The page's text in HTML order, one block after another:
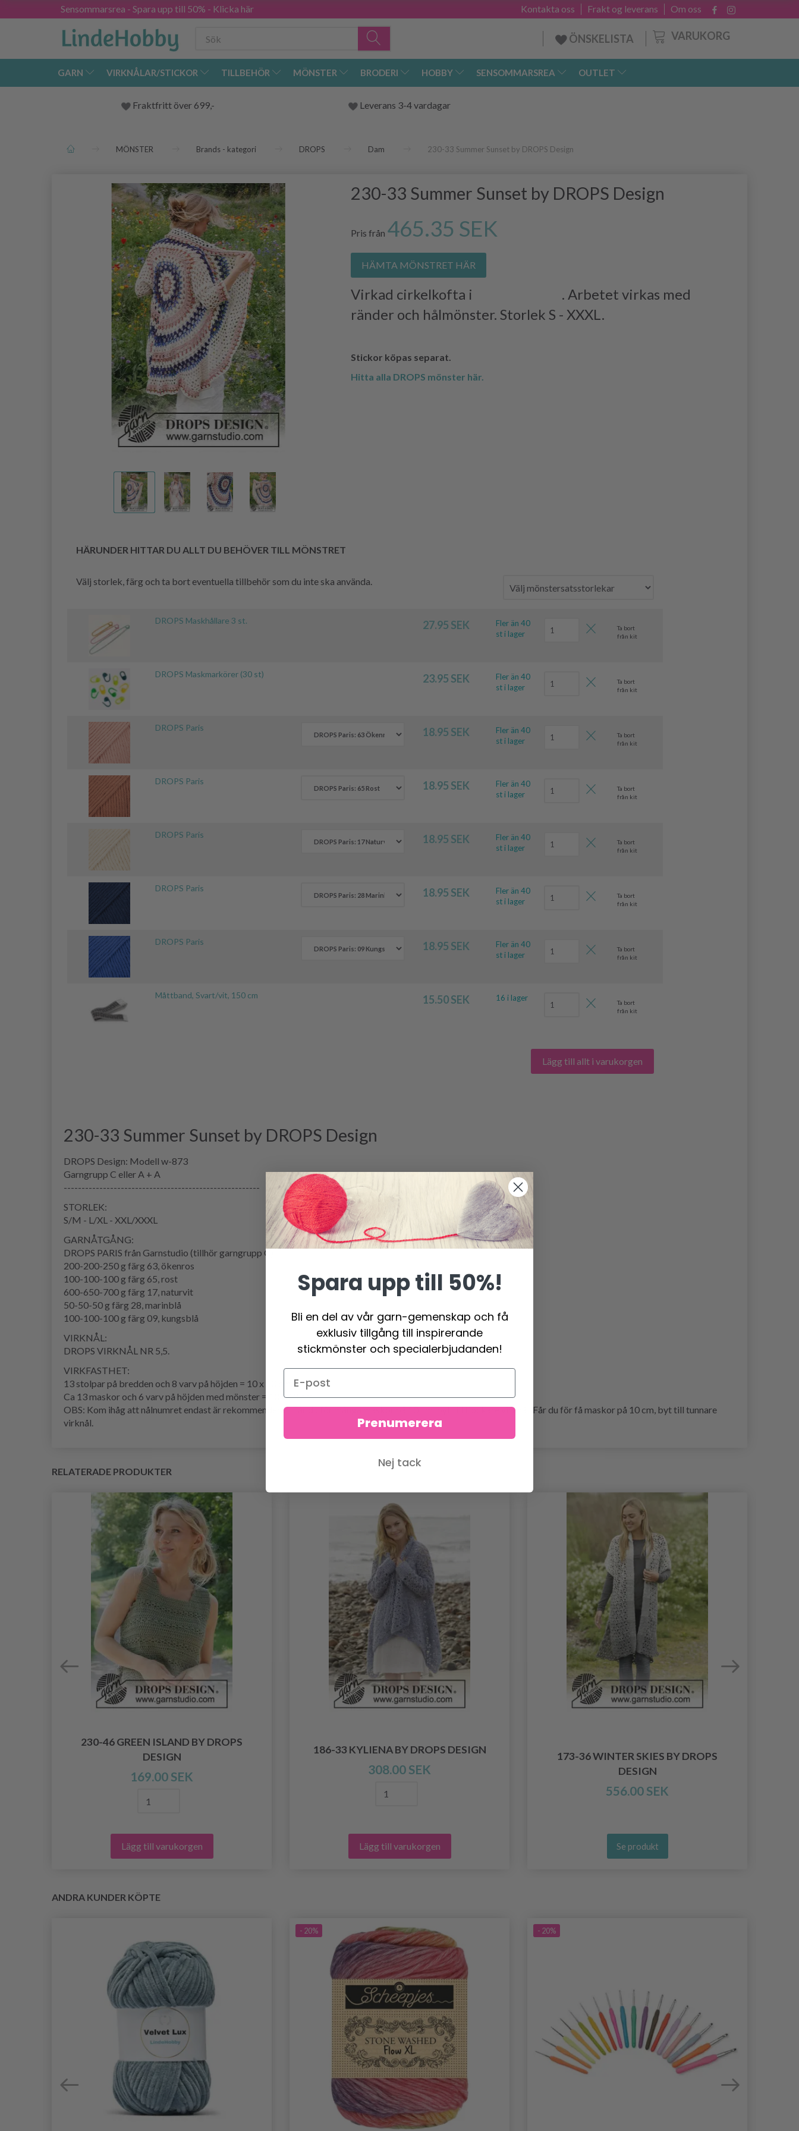
Sensommarsrea - Spara upp till 50% - Klicka här Om oss
Frakt og leverans
Kontakta oss
VARUKORG
ÖNSKELISTA
GARN VIRKNÅLAR/STICKOR TILLBEHÖR MÖNSTER BRODERI HOBBY SENSOMMARSREA OUTLET
Fraktfritt över 699,- Leverans 3-4 vardagar
MÖNSTER Brands - kategori DROPS Dam 230-33 Summer Sunset by DROPS Design
230-33 Summer Sunset by DROPS Design
Pris från 465.35 SEK
HÄMTA MÖNSTRET HÄR
Virkad cirkelkofta i
. Arbetet virkas med
ränder och hålmönster. Storlek S - XXXL.
Stickor köpas separat.
Hitta alla DROPS mönster här.
HÄRUNDER HITTAR DU ALLT DU BEHÖVER TILL MÖNSTRET
Välj storlek, färg och ta bort eventuella tillbehör som du inte ska använda.
DROPS Maskhållare 3 st. 27.95 SEK
Fler än 40
st i lager
Ta bort
från kit
DROPS Maskmarkörer (30 st) 23.95 SEK
Fler än 40
st i lager
Ta bort
från kit
DROPS Paris 18.95 SEK
Fler än 40
st i lager
Ta bort
från kit
DROPS Paris 18.95 SEK
Fler än 40
st i lager
Ta bort
från kit
DROPS Paris 18.95 SEK
Fler än 40
st i lager
Ta bort
från kit
DROPS Paris 18.95 SEK
Fler än 40
st i lager
Ta bort
från kit
DROPS Paris 18.95 SEK
Fler än 40
st i lager
Ta bort
från kit
Måttband, Svart/vit, 150 cm 15.50 SEK 16 i lager
Ta bort
från kit
Lägg till allt i varukorgen
230-33 Summer Sunset by DROPS Design
DROPS Design: Modell w-873
Garngrupp C eller A + A
-------------------------------------------------------
STORLEK:
S/M - L/XL - XXL/XXXL
GARNÅTGÅNG:
DROPS PARIS från Garnstudio (tillhör garngrupp C)
200-200-250 g färg 63, ökenros
100-100-100 g färg 65, rost
600-650-700 g färg 17, naturvit
50-50-50 g färg 28, marinblå
100-100-100 g färg 09, kungsblå
VIRKNÅL:
DROPS VIRKNÅL NR 5,5.
VIRKFASTHET:
13 stolpar på bredden och 8 varv på höjden = 10 x 10 cm.
Ca 13 maskor och 6 varv på höjden med mönster = 10 x 10 cm.
OBS: Kom ihåg att nålnumret endast är rekommenderat. Får du för många maskor på 10 cm, byt till tjockare virknål. Får du för få maskor på 10 cm, byt till tunnare
virknål.
RELATERADE PRODUKTER
230-46 GREEN ISLAND BY DROPS
DESIGN
169.00 SEK
Lägg till varukorgen
186-33 KYLIENA BY DROPS DESIGN
308.00 SEK
Lägg till varukorgen
173-36 WINTER SKIES BY DROPS
DESIGN
556.00 SEK
Se produkt
ANDRA KUNDER KÖPTE
- 20% - 20%
Spara upp till 50%!
Bli en del av vår garn-gemenskap och få
exklusiv tillgång till inspirerande
stickmönster och specialerbjudanden!
Prenumerera
Nej tack